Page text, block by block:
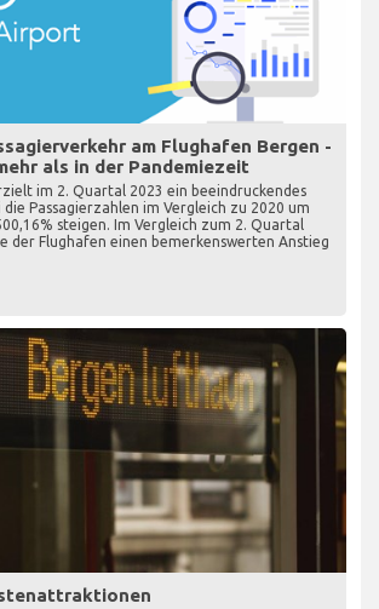
am Flughafen Bergen -
als in der Pandemiezeit
im 2. Quartal 2023 ein beeindruckendes
Passagierzahlen im Vergleich zu 2020 um
steigen. Im Vergleich zum 2. Quartal
der Flughafen einen bemerkenswerten Anstieg